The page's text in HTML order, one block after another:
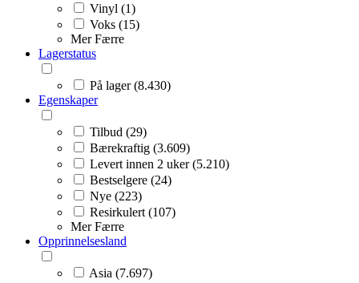
Vinyl (1)
Voks (15)
Mer Færre
Lagerstatus
På lager (8.430)
Egenskaper
Tilbud (29)
Bærekraftig (3.609)
Levert innen 2 uker (5.210)
Bestselgere (24)
Nye (223)
Resirkulert (107)
Mer Færre
Opprinnelsesland
Asia (7.697)